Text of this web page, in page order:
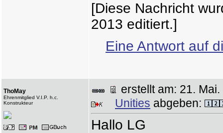
[Diese Nachricht
2013 editiert.]
Eine Antwort auf
ThoMay
Ehrenmitglied V.I.P. h.c.
Konstrukteur
erstellt am: 21.
Unities abgeben:
Hallo LG